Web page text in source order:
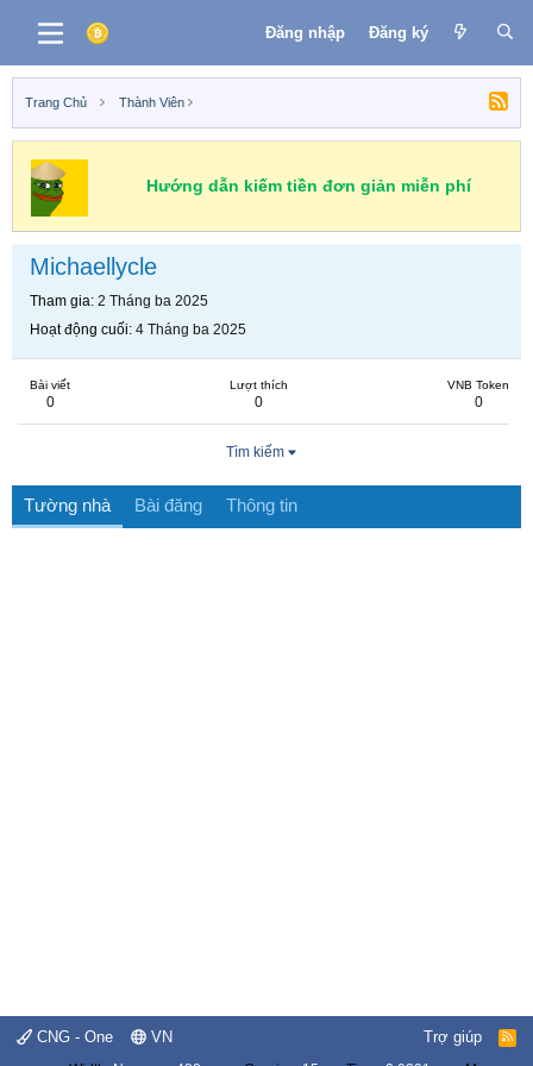
Đăng nhập Đăng ký
Trang Chủ Thành Viên
Hướng dẫn kiếm tiền đơn giản miễn phí
Michaellycle
Tham gia 2 Tháng ba 2025
Hoạt động cuối 4 Tháng ba 2025
Bài viết
0
Lượt thích
0
VNB Token
0
Tìm kiếm
Tường nhà Bài đăng Thông tin
CNG - One VN Trợ giúp
R